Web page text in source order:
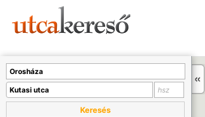
Keresés
A térképet kicsinyíteni kell, hogy látszódjanak a boltok.
Boltok látszódjanak >>